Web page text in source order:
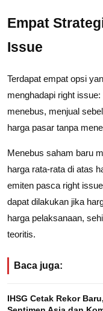
Empat
Issue
Terdapat empat opsi
menghadapi right
menebus, menjual
harga pasar tanpa
Menebus saham baru
harga rata-rata di atas
emiten pasca right
dapat dilakukan jika
harga pelaksanaan,
teoritis.
Baca juga:
IHSG Cetak Rekor